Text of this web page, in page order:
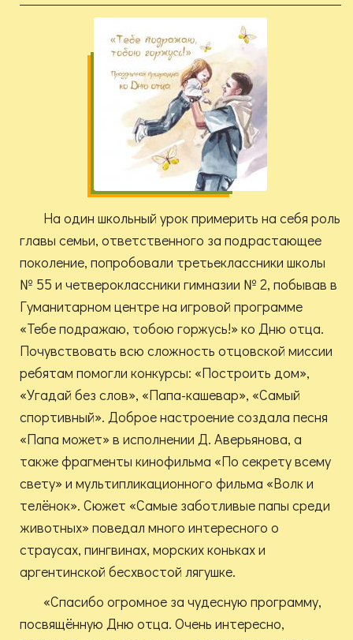
На один школьный урок примерить на себя роль
главы семьи, ответственного за подрастающее
поколение, попробовали третьеклассники школы
№ 55 и четвероклассники гимназии № 2, побывав в
Гуманитарном центре на игровой программе
«Тебе подражаю, тобою горжусь!» ко Дню отца.
Почувствовать всю сложность отцовской миссии
ребятам помогли конкурсы: «Построить дом»,
«Угадай без слов», «Папа-кашевар», «Самый
спортивный». Доброе настроение создала песня
«Папа может» в исполнении Д. Аверьянова, а
также фрагменты кинофильма «По секрету всему
свету» и мультипликационного фильма «Волк и
телёнок». Сюжет «Самые заботливые папы среди
животных» поведал много интересного о
страусах, пингвинах, морских коньках и
аргентинской бесхвостой лягушке.
«Спасибо огромное за чудесную программу,
посвящённую Дню отца. Очень интересно,